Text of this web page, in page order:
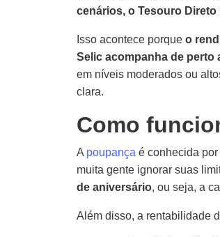
cenários, o Tesouro
Isso acontece porque o
Selic acompanha de perto
em níveis moderados ou
clara.
Como
A poupança é conhecida
muita gente ignorar suas
de aniversário, ou seja, a
Além disso, a rentabilidade